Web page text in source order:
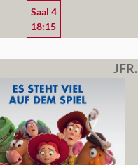
Saal 4
18:15
JFR.